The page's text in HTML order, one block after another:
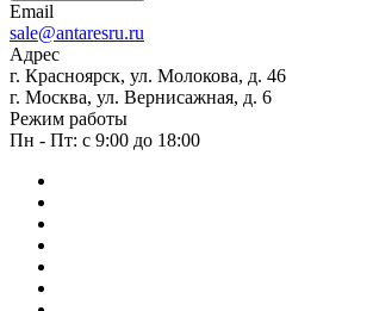
Email
sale@antaresru.ru
Адрес
г. Красноярск, ул. Молокова, д. 46
г. Москва, ул. Вернисажная, д. 6
Режим работы
Пн - Пт: с 9:00 до 18:00